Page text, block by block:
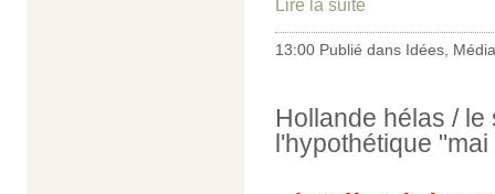
Lire la suite
13:00 Publié dans Idées,
Hollande hélas /
l'hypothétique